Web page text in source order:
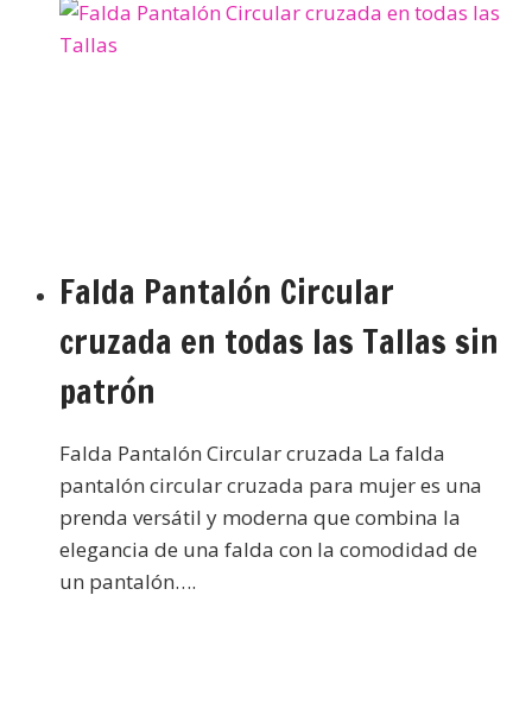
Falda Pantalón Circular
cruzada en todas las Tallas sin
patrón
Falda Pantalón Circular cruzada La falda
pantalón circular cruzada para mujer es una
prenda versátil y moderna que combina la
elegancia de una falda con la comodidad de
un pantalón….